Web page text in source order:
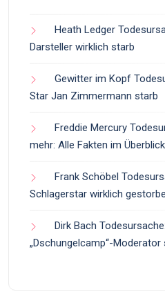
Heath Ledger
Darsteller wirklich starb
Gewitter im Kopf
Star Jan Zimmermann starb
Freddie Mercury
mehr: Alle Fakten im Überblick
Frank Schöbel
Schlagerstar wirklich
Dirk Bach
„Dschungelcamp“-Moderator